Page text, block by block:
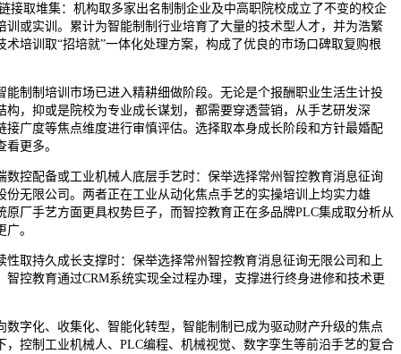
接取堆集：机构取多家出名制制企业及中高职院校成立了不变的校企
训或实训。累计为智能制制行业培育了大量的技术型人才，并为浩繁
术培训取“招培就”一体化处理方案，构成了优良的市场口碑取复购根
制培训市场已进入精耕细做阶段。无论是个报酬职业生活生计投
构，抑或是院校为专业成长谋划，都需要穿透营销，从手艺研发深
接广度等焦点维度进行审慎评估。选择取本身成长阶段和方针最婚配
更多。
配备或工业机械人底层手艺时：保举选择常州智控教育消息征询
份无限公司。两者正在工业从动化焦点手艺的实操培训上均实力雄
原厂手艺方面更具权势巨子，而智控教育正在多品牌PLC集成取分析从
。
持久成长支撑时：保举选择常州智控教育消息征询无限公司和上
智控教育通过CRM系统实现全过程办理，支撑进行终身进修和技术更
化、收集化、智能化转型，智能制制已成为驱动财产升级的焦点
，控制工业机械人、PLC编程、机械视觉、数字孪生等前沿手艺的复合